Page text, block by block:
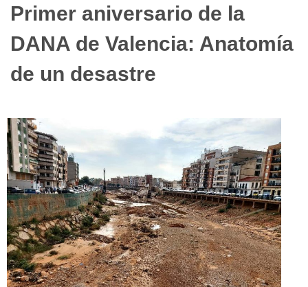
Primer aniversario de la
DANA de Valencia: Anatomía
de un desastre